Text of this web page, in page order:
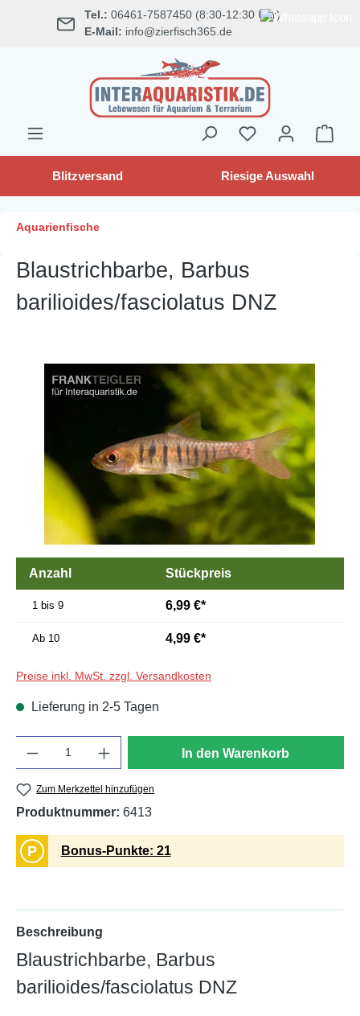
springen Tel.: 06461-7587450 (8:30-12:30 Uhr)
E-Mail: info@zierfisch365.de
Blitzversand Riesige Auswahl
Aquarienfische
Blaustrichbarbe, Barbus
barilioides/fasciolatus DNZ
Bildergalerie überspringen
Anzahl Stückpreis
1 bis 9 6,99 €*
Ab 10 4,99 €*
Preise inkl. MwSt. zzgl. Versandkosten
Lieferung in 2-5 Tagen
In den Warenkorb
Zum Merkzettel hinzufügen
Produktnummer: 6413
P Bonus-Punkte: 21
Beschreibung
Blaustrichbarbe, Barbus
barilioides/fasciolatus DNZ